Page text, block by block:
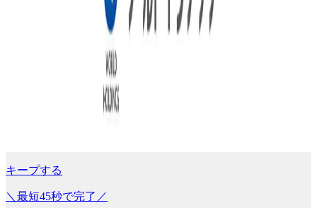
キープする
＼最短45秒で完了／